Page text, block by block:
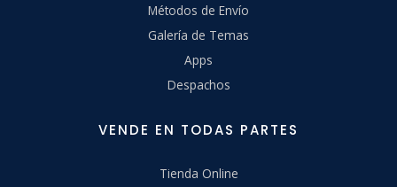
Métodos de Envío
Galería de Temas
Apps
Despachos
VENDE EN TODAS PARTES
Tienda Online